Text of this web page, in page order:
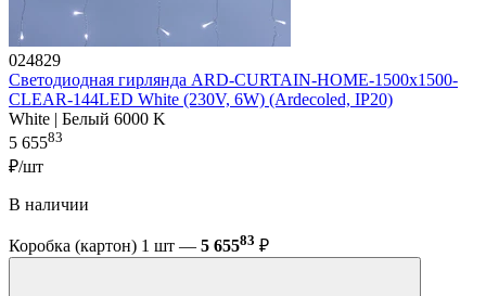
024829
Светодиодная гирлянда ARD-CURTAIN-HOME-1500x1500-
CLEAR-144LED White (230V, 6W) (Ardecoled, IP20)
White | Белый 6000 K
5 65583
₽/шт
В наличии
Коробка (картон) 1 шт — 5 65583 ₽